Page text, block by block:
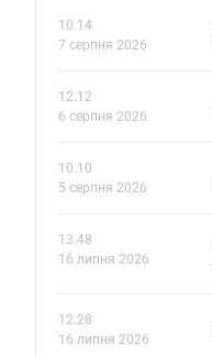
10.14
7 серпня 2026
12.12
6 серпня 2026
10.10
5 серпня 2026
13.48
16 липня 2026
12.28
16 липня 2026